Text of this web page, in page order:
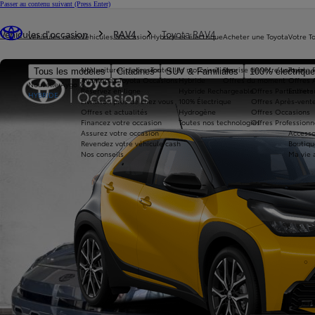
Passer au contenu suivant (Press Enter)
Véhicules neufs
Tous les modèles Citadines SUV & Familiales 100%
Nouvelle Aygo X
HYBRIDE
Véhicules d'occasion
Nos voitures d'occasion
Avantages Toyota Occasions
Réservez en ligne
Livraison près de chez vous
Offres et actualités
Financez votre occasion
Assurez votre occasion
Revendez votre véhicule cash
Nos conseils
Hybride et électrique
Toutes les motorisations
Hybride
100% Électrique
Hydrogène
Toutes nos technologies
Acheter une Toyota
Reprise de votre voiture
Offres du moment
Offres Après-
Offres Occasions
Offres
Votre
Toyota
Offres
Ma vie
Véhicules d'occasion RAV4 Toyota RAV4